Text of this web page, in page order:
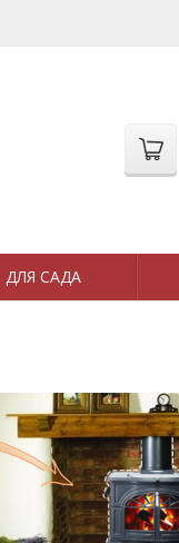
ДЛЯ САДА